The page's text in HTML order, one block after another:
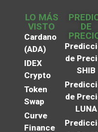
LO MÁS
VISTO
Cardano
(ADA)
IDEX
Crypto
Token
Swap
Curve
Finance
DE
de
SHIB
de
LUNA